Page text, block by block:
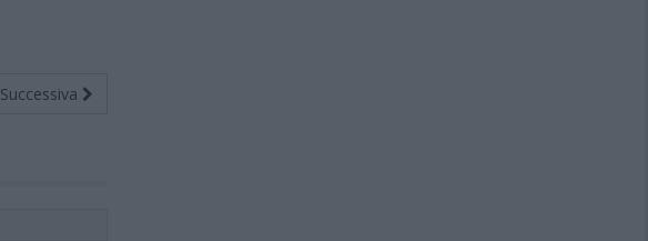
Successiva